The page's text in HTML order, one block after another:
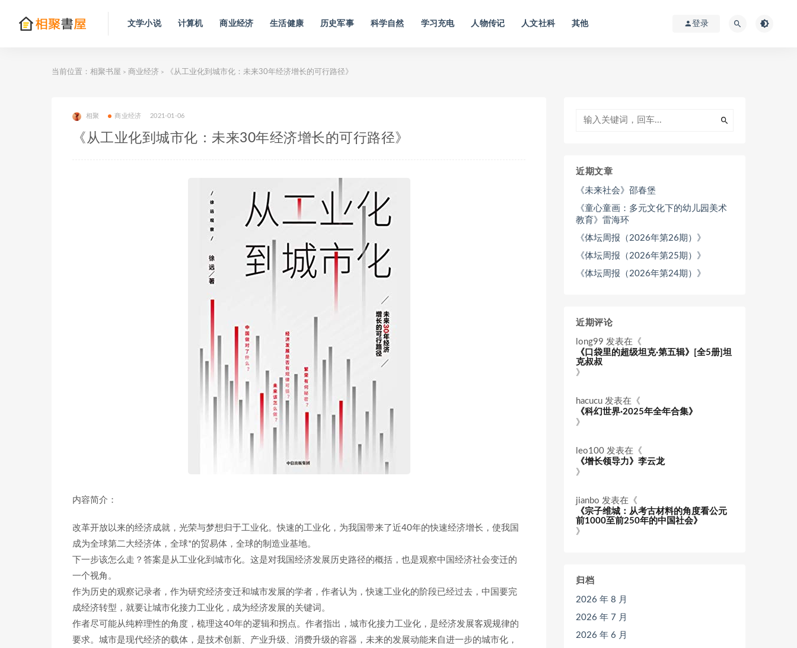
文学小说 计算机 商业经济 生活健康 历史军事 科学自然 学习充电 人物传记 人文社科 其他 登录
当前位置： 相聚书屋 > 商业经济 > 《从工业化到城市化：未来30年经济增长的可行路径》
相聚 商业经济 2021-01-06
《从工业化到城市化：未来30年经济增长的可行路径》
内容简介：
改革开放以来的经济成就，光荣与梦想归于工业化。快速的工业化，为我国带来了近40年的快速经济增长，使我国
成为全球第二大经济体，全球*的贸易体，全球的制造业基地。
下一步该怎么走？答案是从工业化到城市化。这是对我国经济发展历史路径的概括，也是观察中国经济社会变迁的
一个视角。
作为历史的观察记录者，作为研究经济变迁和城市发展的学者，作者认为，快速工业化的阶段已经过去，中国要完
成经济转型，就要让城市化接力工业化，成为经济发展的关键词。
作者尽可能从纯粹理性的角度，梳理这40年的逻辑和拐点。作者指出，城市化接力工业化，是经济发展客观规律的
要求。城市是现代经济的载体，是技术创新、产业升级、消费升级的容器，未来的发展动能来自进一步的城市化，
近期文章
《未来社会》邵春堡
《童心童画：多元文化下的幼儿园美术
教育》雷海环
《体坛周报（2026年第26期）》
《体坛周报（2026年第25期）》
《体坛周报（2026年第24期）》
近期评论
long99 发表在《
《口袋里的超级坦克·第五辑》[全5册]坦
克叔叔
》
hacucu 发表在《
《科幻世界·2025年全年合集》
》
leo100 发表在《
《增长领导力》李云龙
》
jianbo 发表在《
《宗子维城：从考古材料的角度看公元
前1000至前250年的中国社会》
》
归档
2026 年 8 月
2026 年 7 月
2026 年 6 月